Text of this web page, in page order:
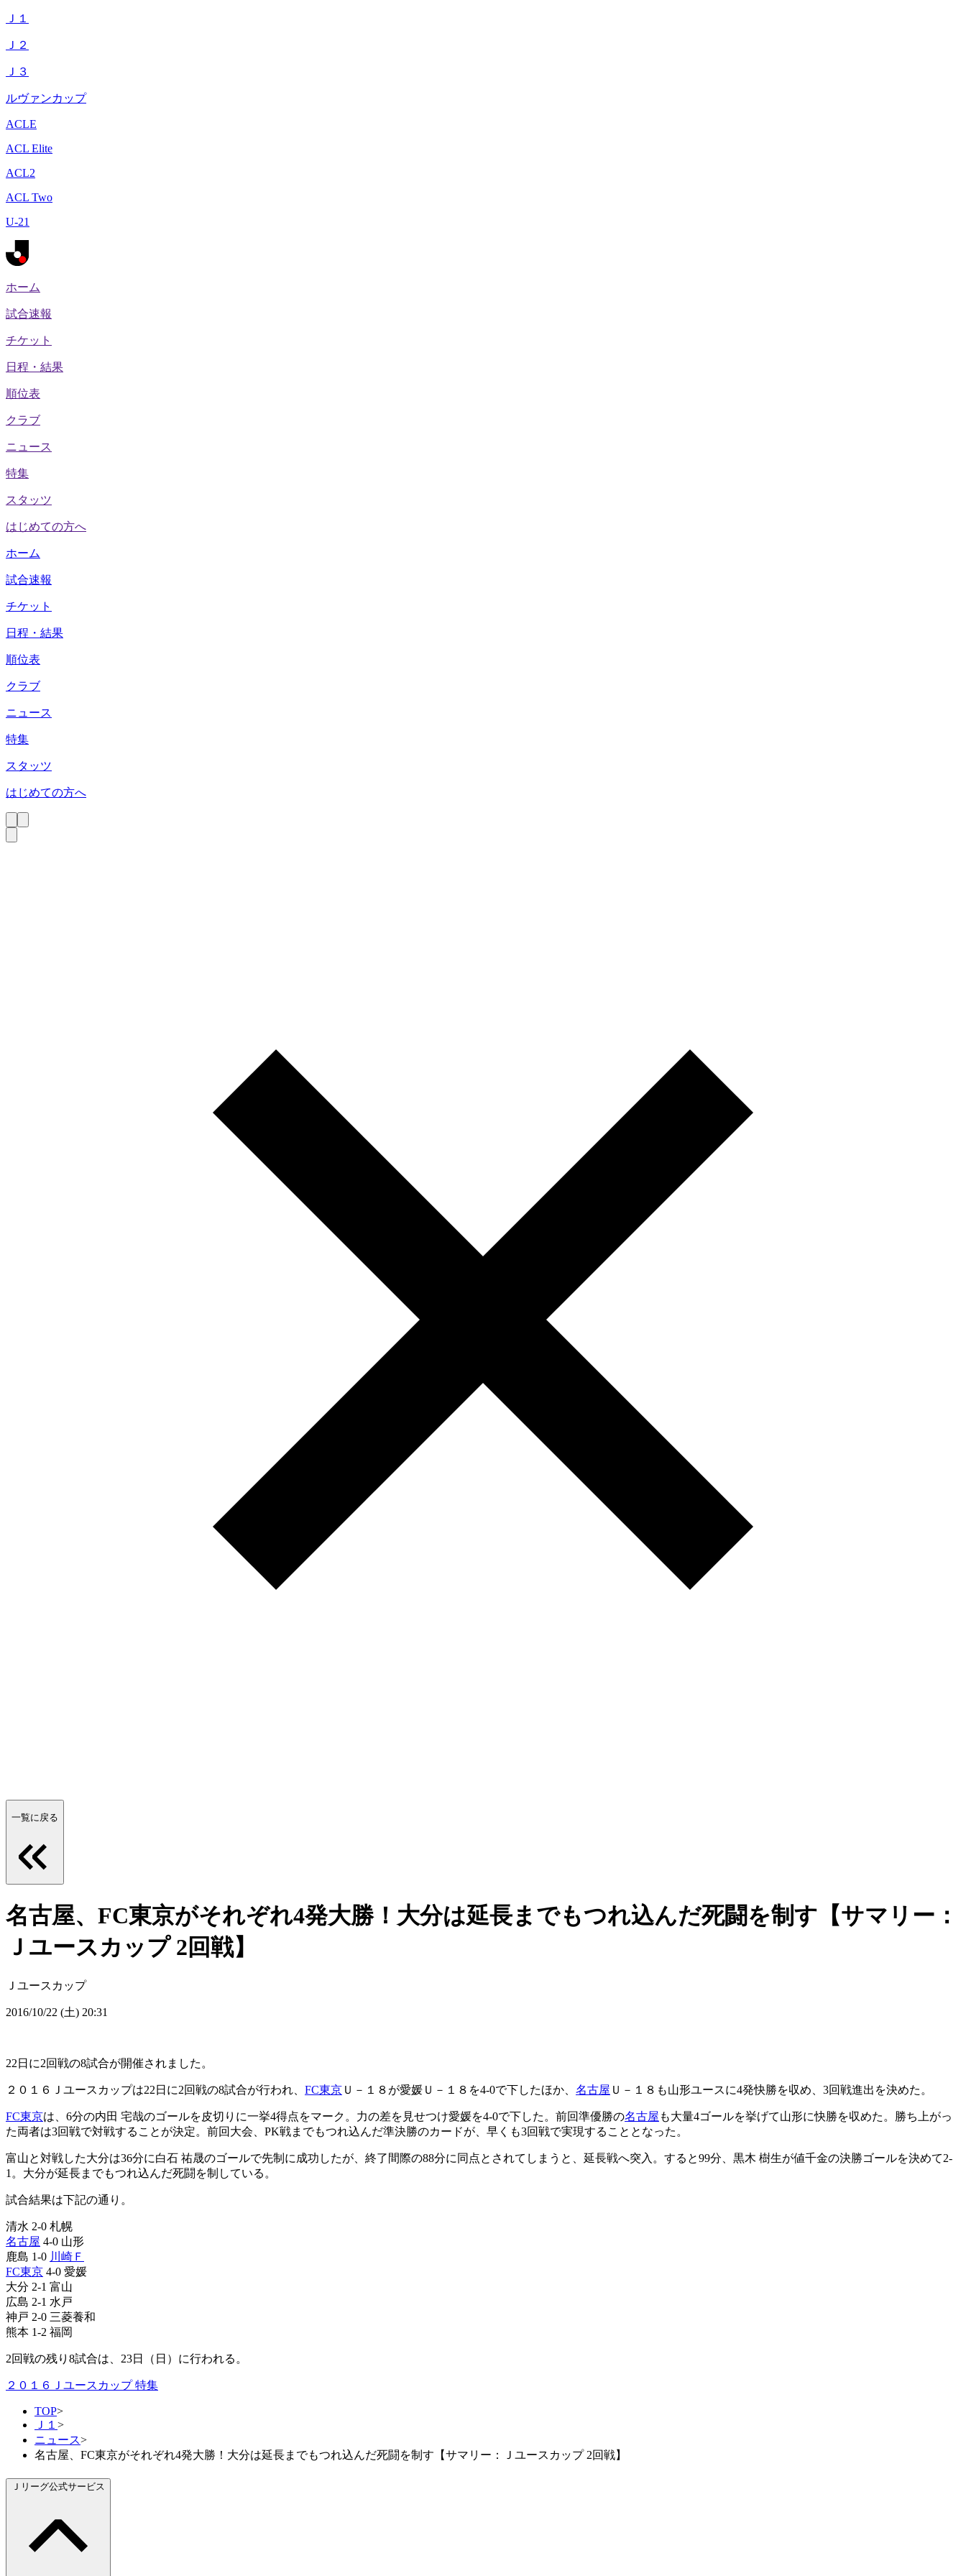
Ｊ１
Ｊ２
Ｊ３
ルヴァンカップ
ACLE
ACL Elite
ACL2
ACL Two
U-21
ホーム
試合速報
チケット
日程・結果
順位表
クラブ
ニュース
特集
スタッツ
はじめての方へ
ホーム
試合速報
チケット
日程・結果
順位表
クラブ
ニュース
特集
スタッツ
はじめての方へ
一覧に戻る
名古屋、FC東京がそれぞれ4発大勝！大分は延長までもつれ込んだ死闘を制す【サマリー：
Ｊユースカップ 2回戦】
Ｊユースカップ
2016/10/22 (土) 20:31
22日に2回戦の8試合が開催されました。
２０１６Ｊユースカップは22日に2回戦の8試合が行われ、 FC東京 Ｕ－１８が愛媛Ｕ－１８を4-0で下したほか、 名古屋 Ｕ－１８も山形ユースに4発快勝を収め、3回戦進出を決めた。
FC東京は、6分の内田 宅哉のゴールを皮切りに一挙4得点をマーク。力の差を見せつけ愛媛を4-0で下した。前回準優勝の名古屋 も大量4ゴールを挙げて山形に快勝を収めた。勝ち上がっ
た両者は3回戦で対戦することが決定。前回大会、PK戦までもつれ込んだ準決勝のカードが、早くも3回戦で実現することとなった。
富山と対戦した大分は36分に白石 祐晟のゴールで先制に成功したが、終了間際の88分に同点とされてしまうと、延長戦へ突入。すると99分、黒木 樹生が値千金の決勝ゴールを決めて2-
1。大分が延長までもつれ込んだ死闘を制している。
試合結果は下記の通り。
清水 2-0 札幌
名古屋 4-0 山形
鹿島 1-0 川崎Ｆ
FC東京 4-0 愛媛
大分 2-1 富山
広島 2-1 水戸
神戸 2-0 三菱養和
熊本 1-2 福岡
2回戦の残り8試合は、23日（日）に行われる。
２０１６Ｊユースカップ 特集
TOP>
Ｊ１ >
ニュース>
名古屋、FC東京がそれぞれ4発大勝！大分は延長までもつれ込んだ死闘を制す【サマリー：Ｊユースカップ 2回戦】
Ｊリーグ公式サービス